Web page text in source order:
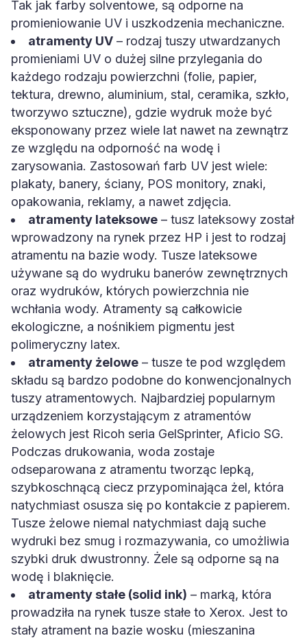
Tak jak farby solventowe, są odporne na
promieniowanie UV i uszkodzenia mechaniczne.
atramenty UV – rodzaj tuszy utwardzanych
promieniami UV o dużej silne przylegania do
każdego rodzaju powierzchni (folie, papier,
tektura, drewno, aluminium, stal, ceramika, szkło,
tworzywo sztuczne), gdzie wydruk może być
eksponowany przez wiele lat nawet na zewnątrz
ze względu na odporność na wodę i
zarysowania. Zastosowań farb UV jest wiele:
plakaty, banery, ściany, POS monitory, znaki,
opakowania, reklamy, a nawet zdjęcia.
atramenty lateksowe – tusz lateksowy został
wprowadzony na rynek przez HP i jest to rodzaj
atramentu na bazie wody. Tusze lateksowe
używane są do wydruku banerów zewnętrznych
oraz wydruków, których powierzchnia nie
wchłania wody. Atramenty są całkowicie
ekologiczne, a nośnikiem pigmentu jest
polimeryczny latex.
atramenty żelowe – tusze te pod względem
składu są bardzo podobne do konwencjonalnych
tuszy atramentowych. Najbardziej popularnym
urządzeniem korzystającym z atramentów
żelowych jest Ricoh seria GelSprinter, Aficio SG.
Podczas drukowania, woda zostaje
odseparowana z atramentu tworząc lepką,
szybkoschnącą ciecz przypominająca żel, która
natychmiast osusza się po kontakcie z papierem.
Tusze żelowe niemal natychmiast dają suche
wydruki bez smug i rozmazywania, co umożliwia
szybki druk dwustronny. Żele są odporne są na
wodę i blaknięcie.
atramenty stałe (solid ink) – marką, która
prowadziła na rynek tusze stałe to Xerox. Jest to
stały atrament na bazie wosku (mieszanina